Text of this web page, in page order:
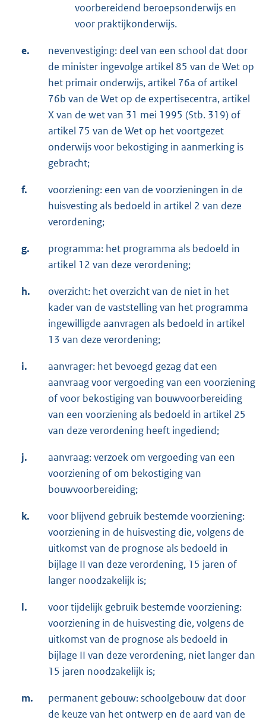
voorbereidend beroepsonderwijs en
voor praktijkonderwijs.
e.
nevenvestiging: deel van een school dat door
de minister ingevolge artikel 85 van de Wet op
het primair onderwijs, artikel 76a of artikel
76b van de Wet op de expertisecentra, artikel
X van de wet van 31 mei 1995 (Stb. 319) of
artikel 75 van de Wet op het voortgezet
onderwijs voor bekostiging in aanmerking is
gebracht;
f.
voorziening: een van de voorzieningen in de
huisvesting als bedoeld in artikel 2 van deze
verordening;
g.
programma: het programma als bedoeld in
artikel 12 van deze verordening;
h.
overzicht: het overzicht van de niet in het
kader van de vaststelling van het programma
ingewilligde aanvragen als bedoeld in artikel
13 van deze verordening;
i.
aanvrager: het bevoegd gezag dat een
aanvraag voor vergoeding van een voorziening
of voor bekostiging van bouwvoorbereiding
van een voorziening als bedoeld in artikel 25
van deze verordening heeft ingediend;
j.
aanvraag: verzoek om vergoeding van een
voorziening of om bekostiging van
bouwvoorbereiding;
k.
voor blijvend gebruik bestemde voorziening:
voorziening in de huisvesting die, volgens de
uitkomst van de prognose als bedoeld in
bijlage II van deze verordening, 15 jaren of
langer noodzakelijk is;
l.
voor tijdelijk gebruik bestemde voorziening:
voorziening in de huisvesting die, volgens de
uitkomst van de prognose als bedoeld in
bijlage II van deze verordening, niet langer dan
15 jaren noodzakelijk is;
m.
permanent gebouw: schoolgebouw dat door
de keuze van het ontwerp en de aard van de